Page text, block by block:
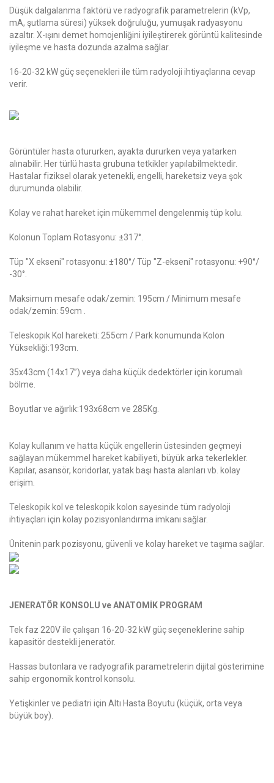
Düşük dalgalanma faktörü ve radyografik parametrelerin (kVp,
mA, şutlama süresi) yüksek doğruluğu, yumuşak radyasyonu
azaltır. X-ışını demet homojenliğini iyileştirerek görüntü kalitesinde
iyileşme ve hasta dozunda azalma sağlar.
16-20-32 kW güç seçenekleri ile tüm radyoloji ihtiyaçlarına cevap
verir.
Görüntüler hasta otururken, ayakta dururken veya yatarken
alınabilir. Her türlü hasta grubuna tetkikler yapılabilmektedir.
Hastalar fiziksel olarak yetenekli, engelli, hareketsiz veya şok
durumunda olabilir.
Kolay ve rahat hareket için mükemmel dengelenmiş tüp kolu.
Kolonun Toplam Rotasyonu: ±317°.
Tüp "X ekseni" rotasyonu: ±180°/ Tüp "Z-ekseni" rotasyonu: +90°/
-30°.
Maksimum mesafe odak/zemin: 195cm / Minimum mesafe
odak/zemin: 59cm .
Teleskopik Kol hareketi: 255cm / Park konumunda Kolon
Yüksekliği:193cm.
35x43cm (14x17”) veya daha küçük dedektörler için korumalı
bölme.
Boyutlar ve ağırlık:193x68cm ve 285Kg.
Kolay kullanım ve hatta küçük engellerin üstesinden geçmeyi
sağlayan mükemmel hareket kabiliyeti, büyük arka tekerlekler.
Kapılar, asansör, koridorlar, yatak başı hasta alanları vb. kolay
erişim.
Teleskopik kol ve teleskopik kolon sayesinde tüm radyoloji
ihtiyaçları için kolay pozisyonlandırma imkanı sağlar.
Ünitenin park pozisyonu, güvenli ve kolay hareket ve taşıma sağlar.
JENERATÖR KONSOLU ve ANATOMİK PROGRAM
Tek faz 220V ile çalışan 16-20-32 kW güç seçeneklerine sahip
kapasitör destekli jeneratör.
Hassas butonlara ve radyografik parametrelerin dijital gösterimine
sahip ergonomik kontrol konsolu.
Yetişkinler ve pediatri için Altı Hasta Boyutu (küçük, orta veya
büyük boy).